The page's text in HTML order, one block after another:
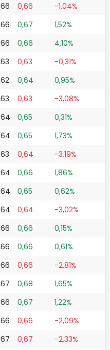
0,66
-1,04%
0,67
1,52%
0,66
4,10%
0,63
-0,31%
0,64
0,95%
0,63
-3,08%
0,65
0,31%
0,65
1,73%
0,64
-3,19%
0,66
1,86%
0,65
0,62%
0,64
-3,02%
0,66
0,15%
0,66
0,61%
0,66
-2,81%
0,68
1,65%
0,67
1,22%
0,66
-2,09%
0,67
-2,33%